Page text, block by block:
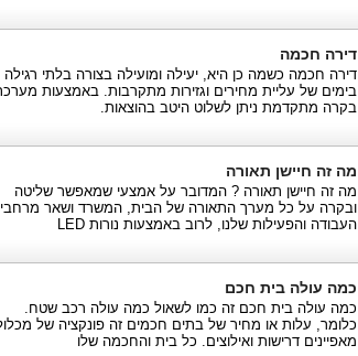
דירה חכמה
דירה חכמה כשמה כן היא, יעילה ומועילה בצורה בלתי רגילה
בימים של עליית מחירים וגזירות מתקרבות. באמצעות
בקרה מתקדמת ניתן לשלוט היטב בהוצאות.
מה זה חיישן תאורה
מה זה חיישן תאורה ? המדובר על אמצעי שמאפשר שליטה
ובקרה על כל מערך התאורה של הבית, המשרד ושאר מרחבי
העבודה והפעילות שלנו, לרוב באמצעות נורות LED
כמה עולה בית חכם
כמה עולה בית חכם זה כמו לשאול כמה עולה רכב שטח.
כלומר, עלות או מחיר של בתים חכמים זה פונקציה של
מאפיינים דרישות ואילוצים. כל בית והחכמה שלו